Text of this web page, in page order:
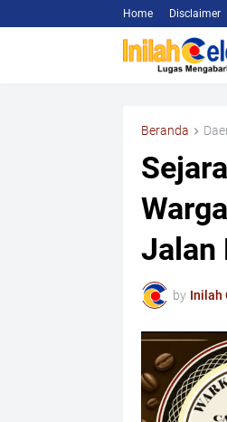
Home Disclaimer
Beranda
Jalan
by Inilah